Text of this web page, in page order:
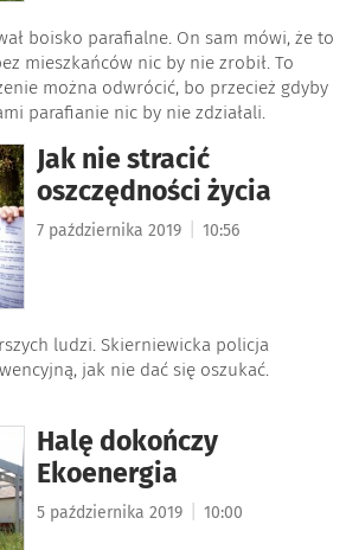
boisko parafialne. On sam mówi, że to
mieszkańców nic by nie zrobił. To
można odwrócić, bo przecież gdyby
parafianie nic by nie zdziałali.
Jak nie stracić
oszczędności życia
7 października 2019 10:56
ludzi. Skierniewicka policja
jak nie dać się oszukać.
Halę dokończy
Ekoenergia
5 października 2019 10:00